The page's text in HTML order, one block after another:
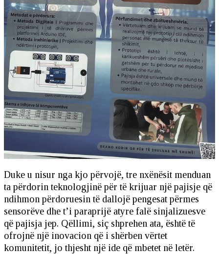
Duke u nisur nga kjo përvojë, tre nxënësit menduan
ta përdorin teknologjinë për të krijuar një pajisje që
ndihmon përdoruesin të dallojë pengesat përmes
sensorëve dhe t’i paraprijë atyre falë sinjalizuesve
që pajisja jep. Qëllimi, siç shprehen ata, është të
ofrojnë një inovacion që i shërben vërtet
komunitetit, jo thjesht një ide që mbetet në letër.